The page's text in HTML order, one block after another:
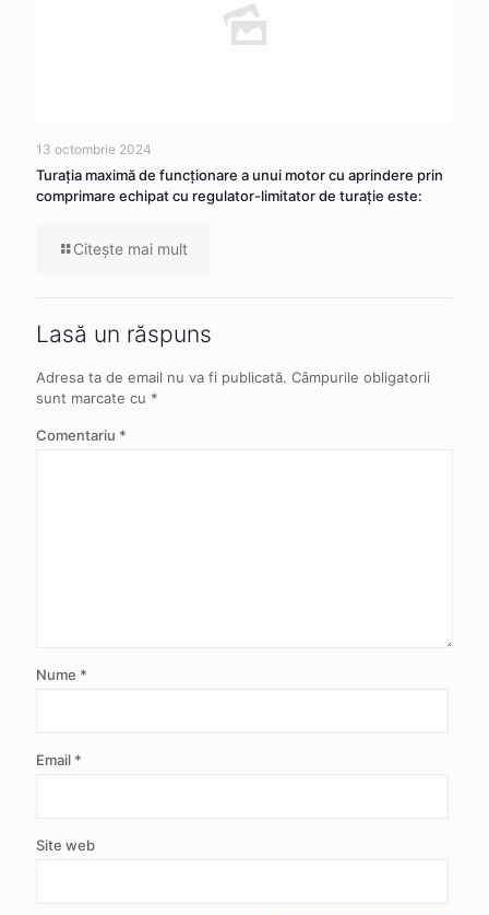
13 octombrie 2024
Turația maximă de funcționare a unui motor cu aprindere prin
comprimare echipat cu regulator-limitator de turație este:
Citeşte mai mult
Lasă un răspuns
Adresa ta de email nu va fi publicată. Câmpurile obligatorii
sunt marcate cu *
Comentariu *
Nume *
Email *
Site web